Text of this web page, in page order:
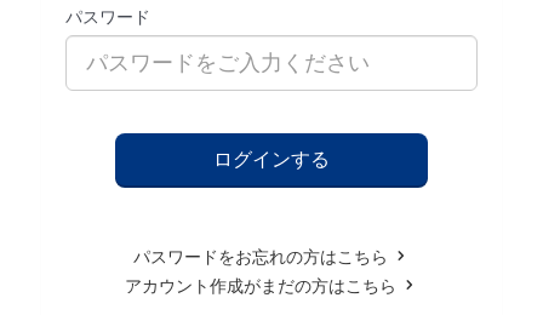
パスワード
パスワードをお忘れの方はこちら
アカウント作成がまだの方はこちら